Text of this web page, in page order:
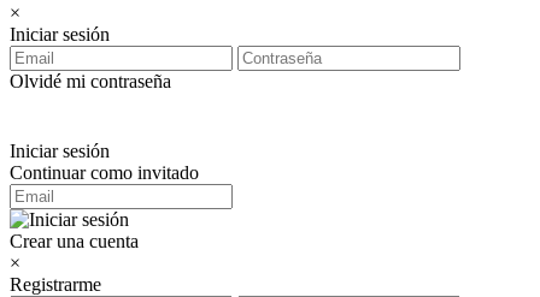
×
Iniciar sesión
Olvidé mi contraseña
Iniciar sesión
Continuar como invitado
Crear una cuenta
×
Registrarme